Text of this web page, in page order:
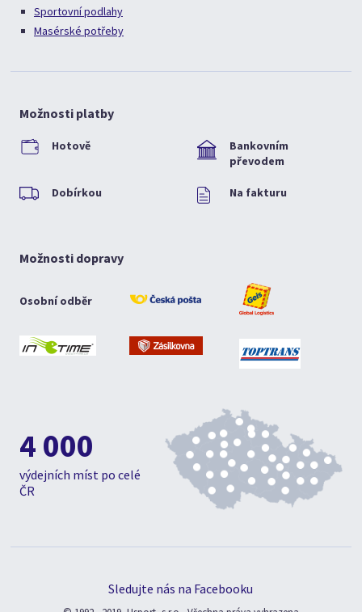
Sportovní podlahy
Masérské potřeby
Možnosti platby
Hotově
Bankovním
převodem
Dobírkou Na fakturu
Možnosti dopravy
Osobní odběr
4 000
výdejních míst po celé
ČR
Sledujte nás na Facebooku